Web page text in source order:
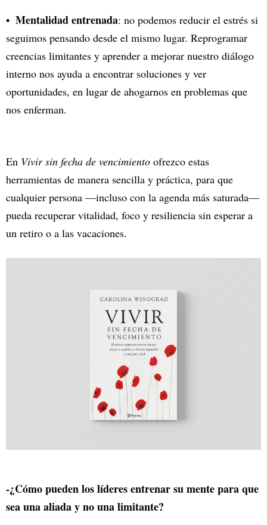
Mentalidad entrenada: no podemos reducir el estrés si
seguimos pensando desde el mismo lugar. Reprogramar
creencias limitantes y aprender a mejorar nuestro diálogo
interno nos ayuda a encontrar soluciones y ver
oportunidades, en lugar de ahogarnos en problemas que
nos enferman.
En Vivir sin fecha de vencimiento ofrezco estas
herramientas de manera sencilla y práctica, para que
cualquier persona —incluso con la agenda más saturada—
pueda recuperar vitalidad, foco y resiliencia sin esperar a
un retiro o a las vacaciones.
-¿Cómo pueden los líderes entrenar su mente para que
sea una aliada y no una limitante?